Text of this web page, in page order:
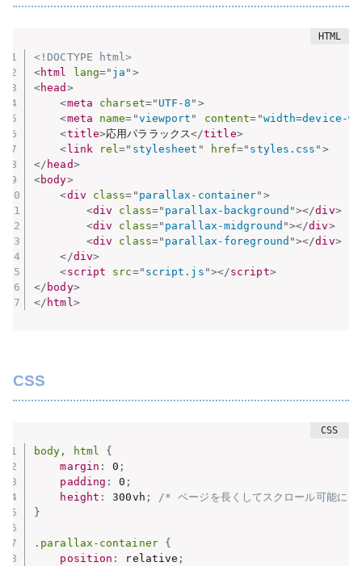
<!DOCTYPE html>
<html lang=" ja " >
<head >
<meta charset=" UTF-8 " >
<meta name= "viewport " content= "width=device-
<title>応用パララックス</title>
<link rel=" stylesheet " href=" styles.css " >
</ head>
<body>
<div class= " parallax-container" >
<div class=" parallax-background "></div>
<div class=" parallax-midground "></div>
<div class=" parallax-foreground "></div>
</div>
<script src=" script.js "></script>
</ body>
</ html >
CSS
body, html
{
margin : 0 ;
padding : 0 ;
height : 300vh ;
/* ページを長くしてスクロール可能に
}
.parallax-container
{
position : relative ;